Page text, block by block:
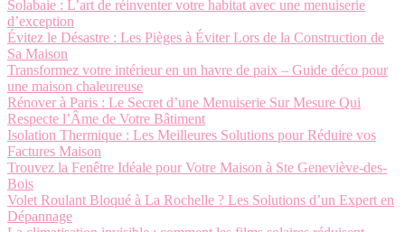
Solabaie : L’art de réinventer votre habitat avec une menuiserie
d’exception
Évitez le Désastre : Les Pièges à Éviter Lors de la Construction de
Sa Maison
Transformez votre intérieur en un havre de paix – Guide déco pour
une maison chaleureuse
Rénover à Paris : Le Secret d’une Menuiserie Sur Mesure Qui
Respecte l’Âme de Votre Bâtiment
Isolation Thermique : Les Meilleures Solutions pour Réduire vos
Factures Maison
Trouvez la Fenêtre Idéale pour Votre Maison à Ste Geneviève-des-
Bois
Volet Roulant Bloqué à La Rochelle ? Les Solutions d’un Expert en
Dépannage